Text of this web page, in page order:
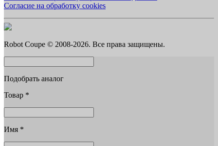
Согласие на обработку cookies
Robot Coupe © 2008-2026. Все права защищены.
Подобрать аналог
Товар *
Имя *